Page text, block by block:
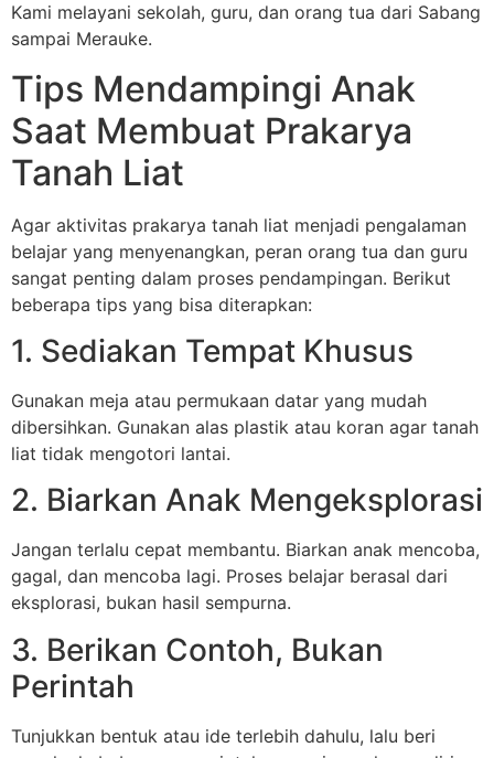
Kami melayani sekolah, guru, dan orang tua dari Sabang
sampai Merauke.
Tips Mendampingi Anak
Saat Membuat Prakarya
Tanah Liat
Agar aktivitas prakarya tanah liat menjadi pengalaman
belajar yang menyenangkan, peran orang tua dan guru
sangat penting dalam proses pendampingan. Berikut
beberapa tips yang bisa diterapkan:
1. Sediakan Tempat Khusus
Gunakan meja atau permukaan datar yang mudah
dibersihkan. Gunakan alas plastik atau koran agar tanah
liat tidak mengotori lantai.
2. Biarkan Anak Mengeksplorasi
Jangan terlalu cepat membantu. Biarkan anak mencoba,
gagal, dan mencoba lagi. Proses belajar berasal dari
eksplorasi, bukan hasil sempurna.
3. Berikan Contoh, Bukan
Perintah
Tunjukkan bentuk atau ide terlebih dahulu, lalu beri